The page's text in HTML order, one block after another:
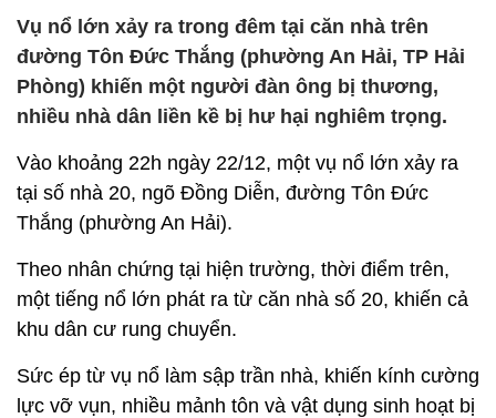
Vụ nổ lớn xảy ra trong đêm tại căn nhà trên
đường Tôn Đức Thắng (phường An Hải, TP Hải
Phòng) khiến một người đàn ông bị thương,
nhiều nhà dân liền kề bị hư hại nghiêm trọng.
Vào khoảng 22h ngày 22/12, một vụ nổ lớn xảy ra
tại số nhà 20, ngõ Đồng Diễn, đường Tôn Đức
Thắng (phường An Hải).
Theo nhân chứng tại hiện trường, thời điểm trên,
một tiếng nổ lớn phát ra từ căn nhà số 20, khiến cả
khu dân cư rung chuyển.
Sức ép từ vụ nổ làm sập trần nhà, khiến kính cường
lực vỡ vụn, nhiều mảnh tôn và vật dụng sinh hoạt bị